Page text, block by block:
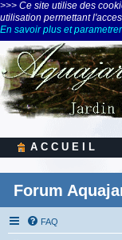
>>> Ce site utilise des
utilisation permettant
En savoir plus et
A C C U E I L
Forum
FAQ